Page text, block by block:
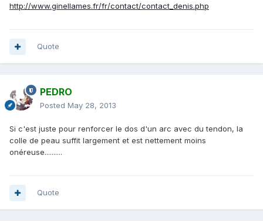
http://www.ginellames.fr/fr/contact/contact_denis.php
Quote
PEDRO
Posted May 28, 2013
Si c'est juste pour renforcer le dos d'un arc avec du tendon, la
colle de peau suffit largement et est nettement moins
onéreuse..........
Quote